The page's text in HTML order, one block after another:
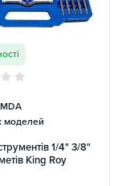
моделей
1/4" 3/8"
King Roy